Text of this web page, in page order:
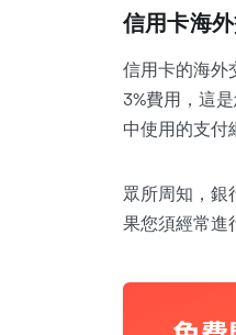
信用卡海
信用卡的海外
3%費用，這
中使用的支付
眾所周知，銀
果您須經常進